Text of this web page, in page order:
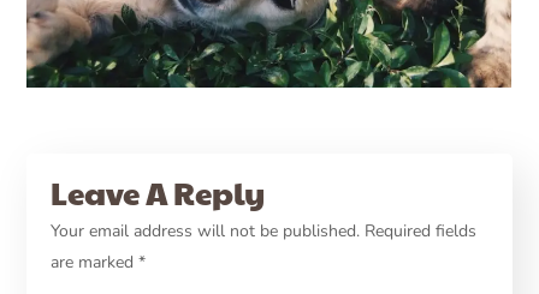
PETCARE ID HEALTH
4 Tipe Parasit Kucing dan
Anjing
Leave A Reply
Your email address will not be published. Required fields
are marked*